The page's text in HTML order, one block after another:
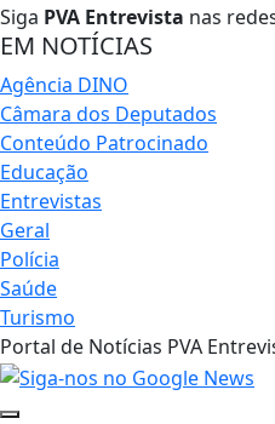
Siga PVA Entrevista nas
EM NOTÍCIAS
Agência DINO
Câmara dos Deputados
Conteúdo Patrocinado
Educação
Entrevistas
Geral
Polícia
Saúde
Turismo
Portal de Notícias PVA